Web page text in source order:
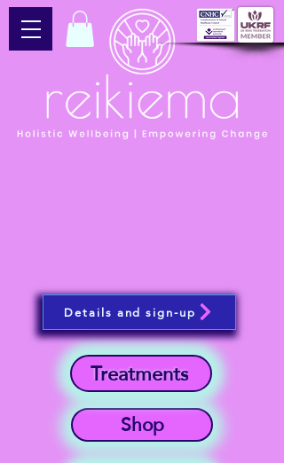
Shop
Treatments
Details and sign-up